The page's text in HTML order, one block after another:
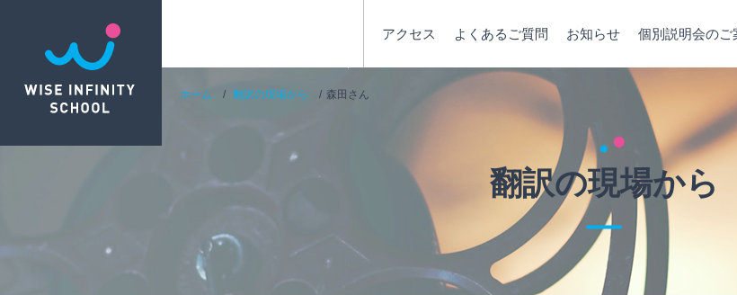
アクセス よくあるご質問 お知らせ 個別説明会のご
ホーム 翻訳の現場から 森田さん
翻訳の現場から